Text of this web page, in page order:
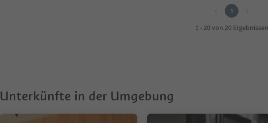
1
1 - 20 von 20 Ergebnissen
Unterkünfte in der Umgebung